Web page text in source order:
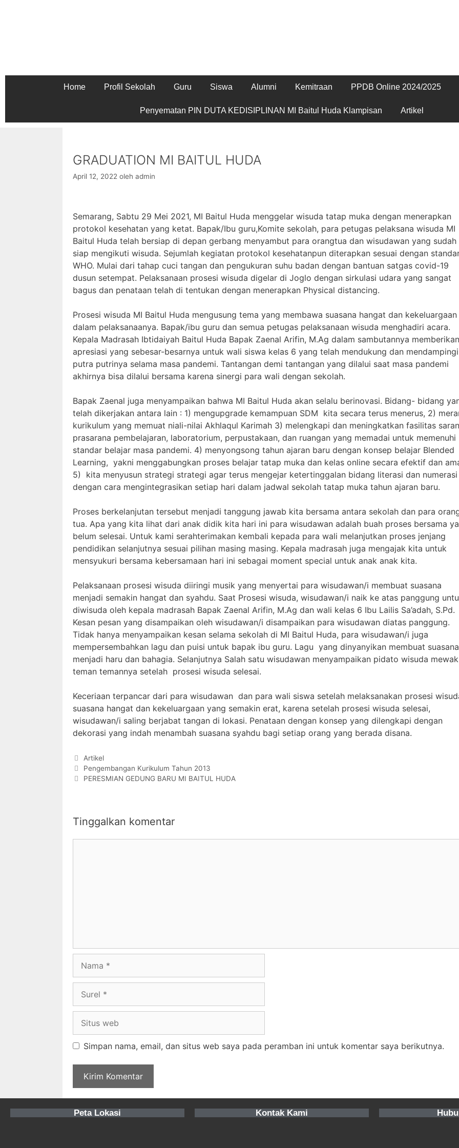
Home Profil Sekolah Guru Siswa Alumni Kemitraan PPDB Online 2024/2025
Penyematan PIN DUTA KEDISIPLINAN MI Baitul Huda Klampisan Artikel
GRADUATION MI BAITUL HUDA
April 12, 2022 oleh admin
Semarang, Sabtu 29 Mei 2021, MI Baitul Huda menggelar wisuda tatap muka dengan menerapkan
protokol kesehatan yang ketat. Bapak/Ibu guru,Komite sekolah, para petugas pelaksana wisuda MI
Baitul Huda telah bersiap di depan gerbang menyambut para orangtua dan wisudawan yang sudah
siap mengikuti wisuda. Sejumlah kegiatan protokol kesehatanpun diterapkan sesuai dengan
WHO. Mulai dari tahap cuci tangan dan pengukuran suhu badan dengan bantuan satgas covid-19
dusun setempat. Pelaksanaan prosesi wisuda digelar di Joglo dengan sirkulasi udara yang sangat
bagus dan penataan telah di tentukan dengan menerapkan Physical distancing.
Prosesi wisuda MI Baitul Huda mengusung tema yang membawa suasana hangat dan kekeluargaan
dalam pelaksanaanya. Bapak/ibu guru dan semua petugas pelaksanaan wisuda menghadiri acara.
Kepala Madrasah Ibtidaiyah Baitul Huda Bapak Zaenal Arifin, M.Ag dalam sambutannya memberikan
apresiasi yang sebesar-besarnya untuk wali siswa kelas 6 yang telah mendukung dan mendampingi
putra putrinya selama masa pandemi. Tantangan demi tantangan yang dilalui saat masa pandemi
akhirnya bisa dilalui bersama karena sinergi para wali dengan sekolah.
Bapak Zaenal juga menyampaikan bahwa MI Baitul Huda akan selalu berinovasi. Bidang- bidang
telah dikerjakan antara lain : 1) mengupgrade kemampuan SDM kita secara terus menerus, 2)
kurikulum yang memuat niali-nilai Akhlaqul Karimah 3) melengkapi dan meningkatkan fasilitas
prasarana pembelajaran, laboratorium, perpustakaan, dan ruangan yang memadai untuk memenuhi
standar belajar masa pandemi. 4) menyongsong tahun ajaran baru dengan konsep belajar Blended
Learning, yakni menggabungkan proses belajar tatap muka dan kelas online secara efektif dan
5) kita menyusun strategi strategi agar terus mengejar ketertinggalan bidang literasi dan numerasi
dengan cara mengintegrasikan setiap hari dalam jadwal sekolah tatap muka tahun ajaran baru.
Proses berkelanjutan tersebut menjadi tanggung jawab kita bersama antara sekolah dan para
tua. Apa yang kita lihat dari anak didik kita hari ini para wisudawan adalah buah proses bersama
belum selesai. Untuk kami serahterimakan kembali kepada para wali melanjutkan proses jenjang
pendidikan selanjutnya sesuai pilihan masing masing. Kepala madrasah juga mengajak kita untuk
mensyukuri bersama kebersamaan hari ini sebagai moment special untuk anak anak kita.
Pelaksanaan prosesi wisuda diiringi musik yang menyertai para wisudawan/i membuat suasana
menjadi semakin hangat dan syahdu. Saat Prosesi wisuda, wisudawan/i naik ke atas panggung
diwisuda oleh kepala madrasah Bapak Zaenal Arifin, M.Ag dan wali kelas 6 Ibu Lailis Sa’adah, S.Pd.
Kesan pesan yang disampaikan oleh wisudawan/i disampaikan para wisudawan diatas panggung.
Tidak hanya menyampaikan kesan selama sekolah di MI Baitul Huda, para wisudawan/i juga
mempersembahkan lagu dan puisi untuk bapak ibu guru. Lagu yang dinyanyikan membuat suasana
menjadi haru dan bahagia. Selanjutnya Salah satu wisudawan menyampaikan pidato wisuda
teman temannya setelah prosesi wisuda selesai.
Keceriaan terpancar dari para wisudawan dan para wali siswa setelah melaksanakan prosesi
suasana hangat dan kekeluargaan yang semakin erat, karena setelah prosesi wisuda selesai,
wisudawan/i saling berjabat tangan di lokasi. Penataan dengan konsep yang dilengkapi dengan
dekorasi yang indah menambah suasana syahdu bagi setiap orang yang berada disana.
Artikel
Pengembangan Kurikulum Tahun 2013
PERESMIAN GEDUNG BARU MI BAITUL HUDA
Tinggalkan komentar
Simpan nama, email, dan situs web saya pada peramban ini untuk komentar saya berikutnya.
Peta Lokasi Kontak Kami